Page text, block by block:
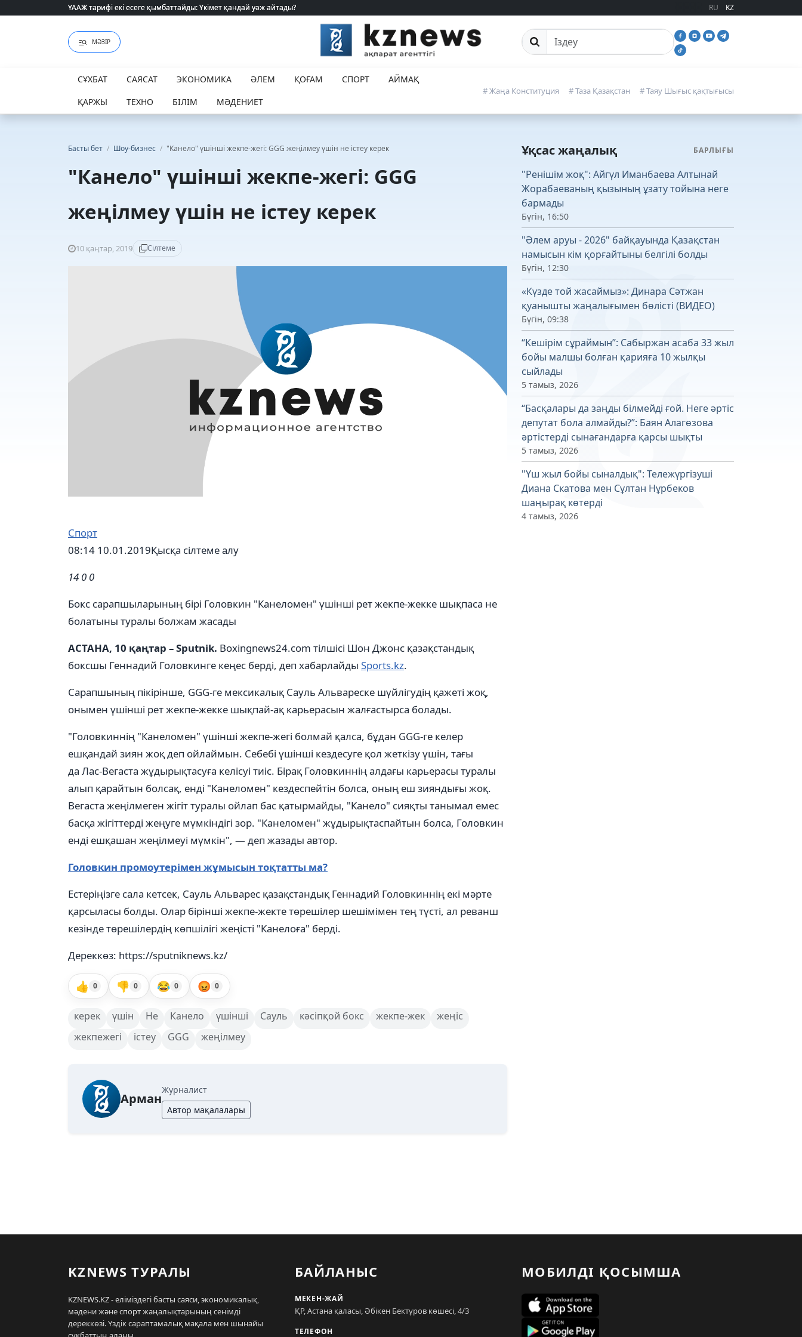
ҮААЖ тарифі екі есеге қымбаттайды: Үкімет қандай уәж айтады?
ҮААЖ тарифі екі есеге қымбаттайды: Үкімет қандай уәж айтады? RU KZ
МӘЗІР Сайттан іздеу
СҰХБАТ САЯСАТ ЭКОНОМИКА ӘЛЕМ ҚОҒАМ СПОРТ
АЙМАҚ
ҚАРЖЫ
ТЕХНО БІЛІМ МӘДЕНИЕТ
# Жаңа Конституция # Таза Қазақстан # Таяу Шығыс қақтығысы
Басты бет / Шоу-бизнес / "Канело" үшінші жекпе-жегі: GGG жеңілмеу үшін не істеу керек
"Канело" үшінші жекпе-жегі: GGG
жеңілмеу үшін не істеу керек
10 қаңтар, 2019 Сілтеме
Спорт
08:14 10.01.2019Қысқа сілтеме алу
14 0 0
Бокс сарапшыларының бірі Головкин "Канеломен" үшінші рет жекпе-жекке шықпаса не
болатыны туралы болжам жасады
АСТАНА, 10 қаңтар – Sputnik. Boxingnews24.com тілшісі Шон Джонс қазақстандық
боксшы Геннадий Головкинге кеңес берді, деп хабарлайды Sports.kz.
Сарапшының пікірінше, GGG-ге мексикалық Сауль Альвареске шүйлігудің қажеті жоқ,
онымен үшінші рет жекпе-жекке шықпай-ақ карьерасын жалғастырса болады.
"Головкиннің "Канеломен" үшінші жекпе-жегі болмай қалса, бұдан GGG-ге келер
ешқандай зиян жоқ деп ойлаймын. Себебі үшінші кездесуге қол жеткізу үшін, тағы
да Лас-Вегаста жұдырықтасуға келісуі тиіс. Бірақ Головкиннің алдағы карьерасы туралы
алып қарайтын болсақ, енді "Канеломен" кездеспейтін болса, оның еш зияндығы жоқ.
Вегаста жеңілмеген жігіт туралы ойлап бас қатырмайды, "Канело" сияқты танымал емес
басқа жігіттерді жеңуге мүмкіндігі зор. "Канеломен" жұдырықтаспайтын болса, Головкин
енді ешқашан жеңілмеуі мүмкін", — деп жазады автор.
Головкин промоутерімен жұмысын тоқтатты ма?
Естеріңізге сала кетсек, Сауль Альварес қазақстандық Геннадий Головкиннің екі мәрте
қарсыласы болды. Олар бірінші жекпе-жекте төрешілер шешімімен тең түсті, ал реванш
кезінде төрешілердің көпшілігі жеңісті "Канелоға" берді.
Дереккөз: https://sputniknews.kz/
👍 0 👎 0 😂 0 😡 0
керек үшін Не Канело үшінші Сауль кәсіпқой бокс жекпе-жек
жеңіс
жекпежегі
істеу GGG жеңілмеу
Арман
Журналист
Автор мақалалары
Ұқсас жаңалық БАРЛЫҒЫ
"Ренішім жоқ": Айгүл Иманбаева Алтынай
Жорабаеваның қызының ұзату тойына неге
бармады
Бүгін, 16:50
"Әлем аруы - 2026" байқауында Қазақстан
намысын кім қорғайтыны белгілі болды
Бүгін, 12:30
«Күзде той жасаймыз»: Динара Сәтжан
қуанышты жаңалығымен бөлісті (ВИДЕО)
Бүгін, 09:38
“Кешірім сұраймын”: Сабыржан асаба 33 жыл
бойы малшы болған қарияға 10 жылқы
сыйлады
5 тамыз, 2026
“Басқалары да заңды білмейді ғой. Неге әртіс
депутат бола алмайды?”: Баян Алагөзова
әртістерді сынағандарға қарсы шықты
5 тамыз, 2026
"Үш жыл бойы сыналдық": Тележүргізуші
Диана Скатова мен Сұлтан Нұрбеков
шаңырақ көтерді
4 тамыз, 2026
KZNEWS ТУРАЛЫ
KZNEWS.KZ - еліміздегі басты саяси, экономикалық,
мәдени және спорт жаңалықтарының сенімді
дереккөзі. Үздік сараптамалық мақала мен шынайы
БАЙЛАНЫС
МЕКЕН-ЖАЙ
ҚР, Астана қаласы, Әбікен Бектұров көшесі, 4/3
ТЕЛЕФОН
МОБИЛДІ ҚОСЫМША